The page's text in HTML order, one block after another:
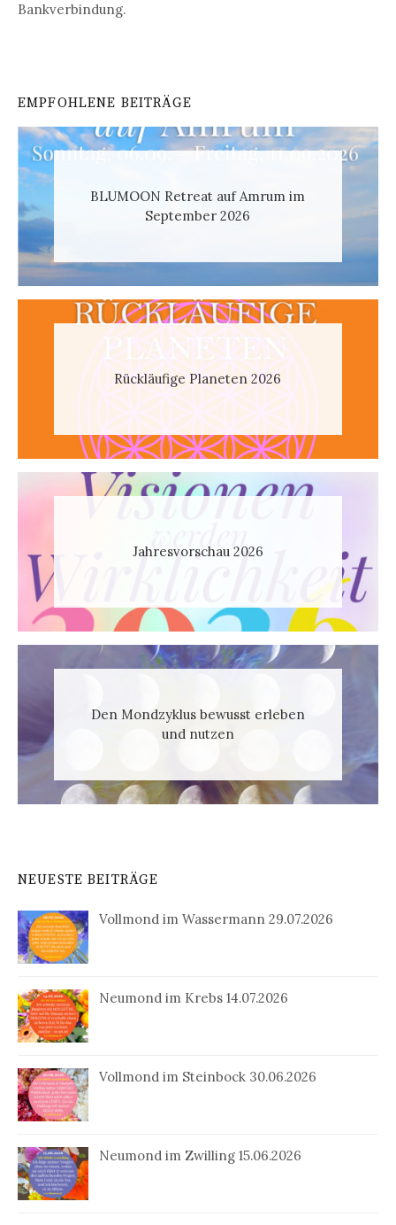
Bankverbindung.
EMPFOHLENE BEITRÄGE
BLUMOON Retreat auf Amrum im
September 2026
Rückläufige Planeten 2026
Jahresvorschau 2026
Den Mondzyklus bewusst erleben
und nutzen
NEUESTE BEITRÄGE
Vollmond im Wassermann 29.07.2026
Neumond im Krebs 14.07.2026
Vollmond im Steinbock 30.06.2026
Neumond im Zwilling 15.06.2026